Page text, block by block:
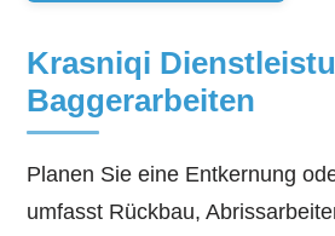
Krasniqi
Baggerarbeiten
Planen Sie eine Entkernung
umfasst Rückbau,